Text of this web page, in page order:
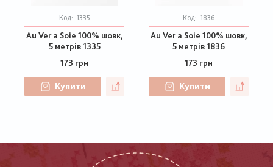
Код: 1335
Au Ver a Soie 100% шовк,
5 метрів 1335
173 грн
Купити
Код: 1836
Au Ver a Soie 100% шовк,
5 метрів 1836
173 грн
Купити